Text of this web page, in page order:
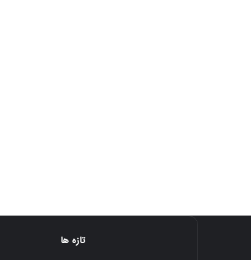
تازه ها